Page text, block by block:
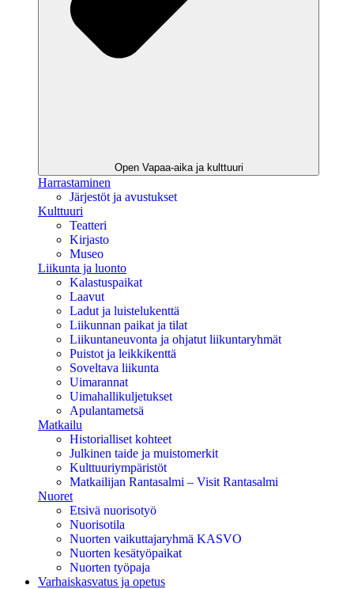
Open Vapaa-aika ja kulttuuri
Harrastaminen
Järjestöt ja avustukset
Kulttuuri
Teatteri
Kirjasto
Museo
Liikunta ja luonto
Kalastuspaikat
Laavut
Ladut ja luistelukenttä
Liikunnan paikat ja tilat
Liikuntaneuvonta ja ohjatut liikuntaryhmät
Puistot ja leikkikenttä
Soveltava liikunta
Uimarannat
Uimahallikuljetukset
Apulantametsä
Matkailu
Historialliset kohteet
Julkinen taide ja muistomerkit
Kulttuuriympäristöt
Matkailijan Rantasalmi – Visit Rantasalmi
Nuoret
Etsivä nuorisotyö
Nuorisotila
Nuorten vaikuttajaryhmä KASVO
Nuorten kesätyöpaikat
Nuorten työpaja
Varhaiskasvatus ja opetus